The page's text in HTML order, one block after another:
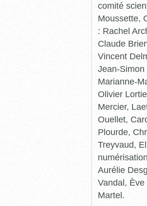
comité
Moussette,
: Rachel
Claude
Vincent
Jean-
Marianne-
Olivier
Mercier,
Ouellet,
Plourde,
Treyvaud,
Aurélie
Vandal,
Martel.